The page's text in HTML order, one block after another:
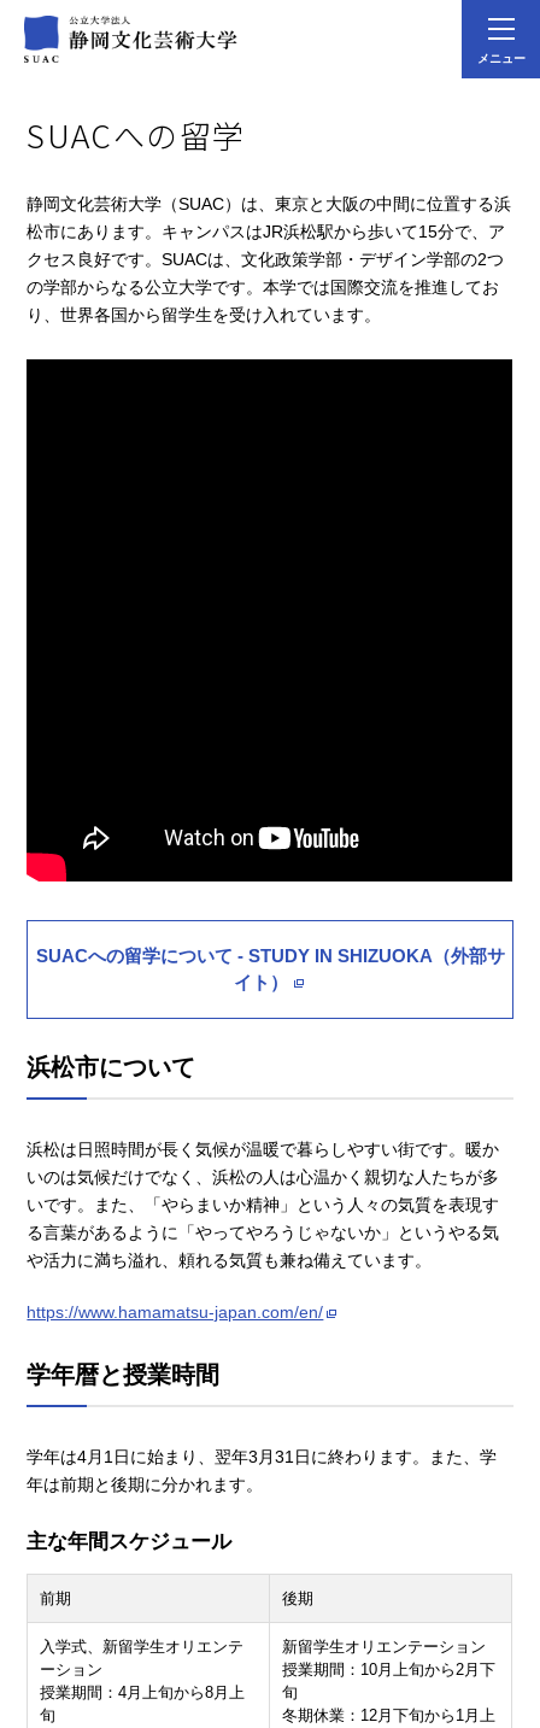
メニュー
SUACへの留学
静岡文化芸術大学（SUAC）は、東京と大阪の中間に位置する浜
松市にあります。キャンパスはJR浜松駅から歩いて15分で、ア
クセス良好です。SUACは、文化政策学部・デザイン学部の2つ
の学部からなる公立大学です。本学では国際交流を推進してお
り、世界各国から留学生を受け入れています。
SUACへの留学について - STUDY IN SHIZUOKA（外部サ
イト）
浜松市について
浜松は日照時間が長く気候が温暖で暮らしやすい街です。暖か
いのは気候だけでなく、浜松の人は心温かく親切な人たちが多
いです。また、「やらまいか精神」という人々の気質を表現す
る言葉があるように「やってやろうじゃないか」というやる気
や活力に満ち溢れ、頼れる気質も兼ね備えています。
https://www.hamamatsu-japan.com/en/
学年暦と授業時間
学年は4月1日に始まり、翌年3月31日に終わります。また、学
年は前期と後期に分かれます。
主な年間スケジュール
前期 後期
入学式、新留学生オリエンテ
ーション
授業期間：4月上旬から8月上
旬
新留学生オリエンテーション
授業期間：10月上旬から2月下
旬
冬期休業：12月下旬から1月上